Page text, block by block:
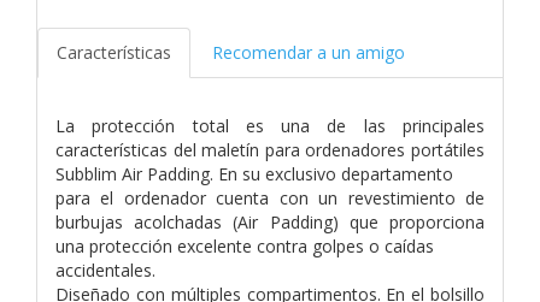
Características Recomendar a un amigo
La protección total es una de las principales
características del maletín para ordenadores portátiles
Subblim Air Padding. En su exclusivo departamento
para el ordenador cuenta con un revestimiento de
burbujas acolchadas (Air Padding) que proporciona
una protección excelente contra golpes o caídas
accidentales.
Diseñado con múltiples compartimentos. En el bolsillo